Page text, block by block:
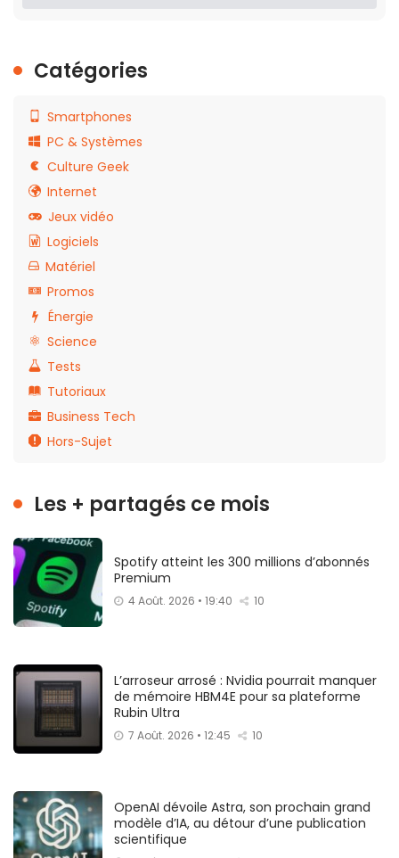
Catégories
Smartphones
PC & Systèmes
Culture Geek
Internet
Jeux vidéo
Logiciels
Matériel
Promos
Énergie
Science
Tests
Tutoriaux
Business Tech
Hors-Sujet
Les + partagés ce mois
Spotify atteint les 300 millions d’abonnés
Premium
4 Août. 2026 • 19:40 10
L’arroseur arrosé : Nvidia pourrait manquer
de mémoire HBM4E pour sa plateforme
Rubin Ultra
7 Août. 2026 • 12:45 10
OpenAI dévoile Astra, son prochain grand
modèle d’IA, au détour d’une publication
scientifique